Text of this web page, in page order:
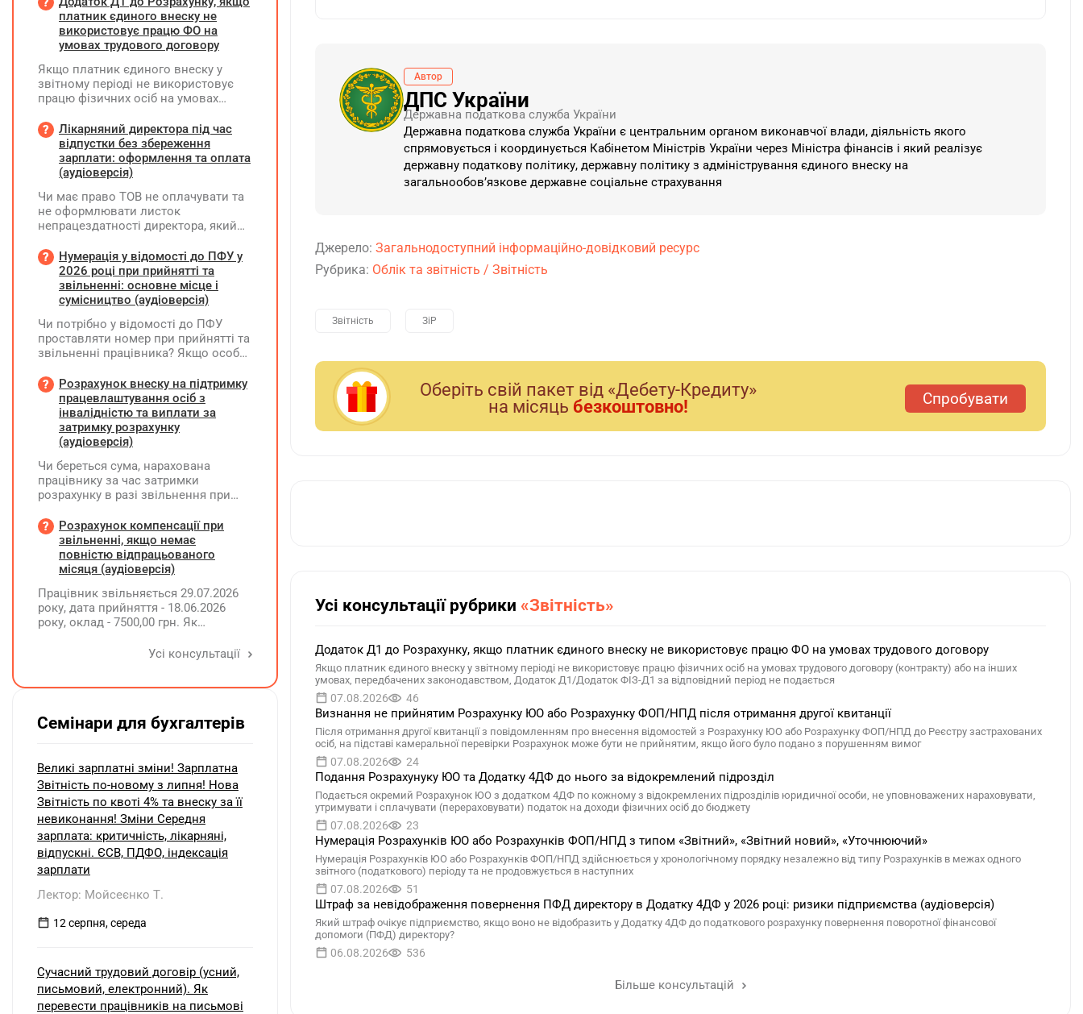
Автор
ДПС України
Державна податкова служба України
Державна податкова служба України є центральним органом виконавчої влади, діяльність якого
спрямовується і координується Кабінетом Міністрів України через Міністра фінансів і який реалізує
державну податкову політику, державну політику з адміністрування єдиного внеску на
загальнообов’язкове державне соціальне страхування
Джерело: Загальнодоступний інформаційно-довідковий ресурс
Рубрика: Облік та звітність / Звітність
Звітність ЗіР
Оберiть свiй пакет вiд «Дебету-Кредиту»
на мiсяць безкоштовно! Спробувати
Усі консультації рубрики «Звітність»
Додаток Д1 до Розрахунку, якщо платник єдиного внеску не використовує працю ФО на умовах трудового договору
Якщо платник єдиного внеску у звітному періоді не використовує працю фізичних осіб на умовах трудового договору (контракту) або на інших
умовах, передбачених законодавством, Додаток Д1/Додаток ФІЗ-Д1 за відповідний період не подається
07.08.2026 46
Визнання не прийнятим Розрахунку ЮО або Розрахунку ФОП/НПД після отримання другої квитанції
Після отримання другої квитанції з повідомленням про внесення відомостей з Розрахунку ЮО або Розрахунку ФОП/НПД до Реєстру застрахованих
осіб, на підставі камеральної перевірки Розрахунок може бути не прийнятим, якщо його було подано з порушенням вимог
07.08.2026 24
Подання Розрахунуку ЮО та Додатку 4ДФ до нього за відокремлений підрозділ
Подається окремий Розрахунок ЮО з додатком 4ДФ по кожному з відокремлених підрозділів юридичної особи, не уповноважених нараховувати,
утримувати і сплачувати (перераховувати) податок на доходи фізичних осіб до бюджету
07.08.2026 23
Нумерація Розрахунків ЮО або Розрахунків ФОП/НПД з типом «Звітний», «Звітний новий», «Уточнюючий»
Нумерація Розрахунків ЮО або Розрахунків ФОП/НПД здійснюється у хронологічному порядку незалежно від типу Розрахунків в межах одного
звітного (податкового) періоду та не продовжується в наступних
07.08.2026 51
Штраф за невідображення повернення ПФД директору в Додатку 4ДФ у 2026 році: ризики підприємства (аудіоверсія)
Який штраф очікує підприємство, якщо воно не відобразить у Додатку 4ДФ до податкового розрахунку повернення поворотної фінансової
допомоги (ПФД) директору?
06.08.2026 536
Більше консультацій
платник єдиного внеску не
використовує працю ФО на
умовах трудового договору
Якщо платник єдиного внеску у
звітному періоді не використовує
працю фізичних осіб на умовах
на інших умовах, передбачених
законодавством, Додаток Д1/
Додаток ФІЗ-Д1 за відповідний
період не подається
Лікарняний директора під час
відпустки без збереження
зарплати: оформлення та оплата
(аудіоверсія)
Чи має право ТОВ не оплачувати та
не оформлювати листок
непрацездатності директора, який
збереження заробітної плати під час
призупинення діяльності
підприємства?
Нумерація у відомості до ПФУ у
2026 році при прийнятті та
звільненні: основне місце і
сумісництво (аудіоверсія)
Чи потрібно у відомості до ПФУ
проставляти номер при прийнятті та
звільненні працівника? Якщо особа
місцем роботи та за сумісництвом,
чи рахується це як два роботодавці?
Розрахунок внеску на підтримку
працевлаштування осіб з
інвалідністю та виплати за
затримку розрахунку
(аудіоверсія)
Чи береться сума, нарахована
працівнику за час затримки
розрахунку в разі звільнення при
заробітної плати (винагороди), для
розрахунку внеску на підтримку
працевлаштування осіб з
інвалідністю?
Розрахунок компенсації при
звільненні, якщо немає
повністю відпрацьованого
місяця (аудіоверсія)
Працівник звільняється 29.07.2026
року, дата прийняття - 18.06.2026
року, оклад - 7500,00 грн. Як
невикористаних днів відпустки при
Усі консультації
Семінари для бухгалтерів
Великі зарплатні зміни! Зарплатна
Звітність по-новому з липня! Нова
Звітність по квоті 4% та внеску за її
невиконання! Зміни Середня
зарплата: критичність, лікарняні,
відпускні. ЄСВ, ПДФО, індексація
зарплати
Лектор: Мойсеєнко Т.
12 серпня, середа
Сучасний трудовий договір (усний,
письмовий, електронний). Як
перевести працівників на письмові